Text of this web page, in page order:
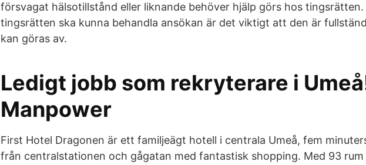
försvagat hälsotillstånd eller liknande behöver hjälp görs hos
tingsrätten ska kunna behandla ansökan är det viktigt att den är
kan göras av.
Ledigt jobb som rekryterare i
Manpower
First Hotel Dragonen är ett familjeägt hotell i centrala Umeå, fem
från centralstationen och gågatan med fantastisk shopping. Med 93